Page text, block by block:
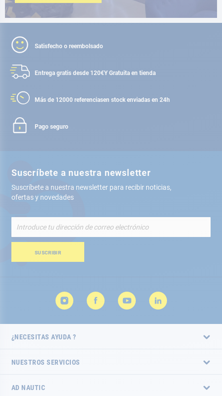
Satisfecho o reembolsado
Entrega gratis desde 120€Y Gratuita en tienda
Más de 12000 referenciasen stock enviadas en 24h
Pago seguro
Suscríbete a nuestra newsletter
Suscríbete a nuestra newsletter para recibir noticias,
ofertas y novedades
nuestro
de
SUSCRIBIR
¿NECESITAS AYUDA ?
NUESTROS SERVICIOS
AD NAUTIC